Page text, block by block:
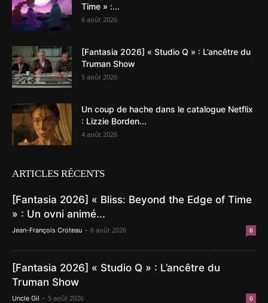
Time » :...
6 août 2026
[Fantasia 2026] « Studio Q » : L’ancêtre du
Truman Show
5 août 2026
Un coup de hache dans le catalogue Netflix
: Lizzie Borden...
4 août 2026
ARTICLES RÉCENTS
[Fantasia 2026] « Bliss: Beyond the Edge of Time
» : Un ovni animé...
Jean-François Croteau - 6 août 2026 0
[Fantasia 2026] « Studio Q » : L’ancêtre du
Truman Show
Uncle Gil - 5 août 2026 0